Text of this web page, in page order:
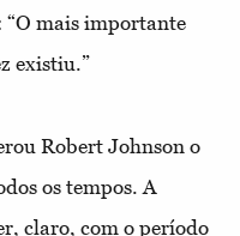
“O mais importante
existiu.”
Robert Johnson o
os tempos. A
claro, com o período